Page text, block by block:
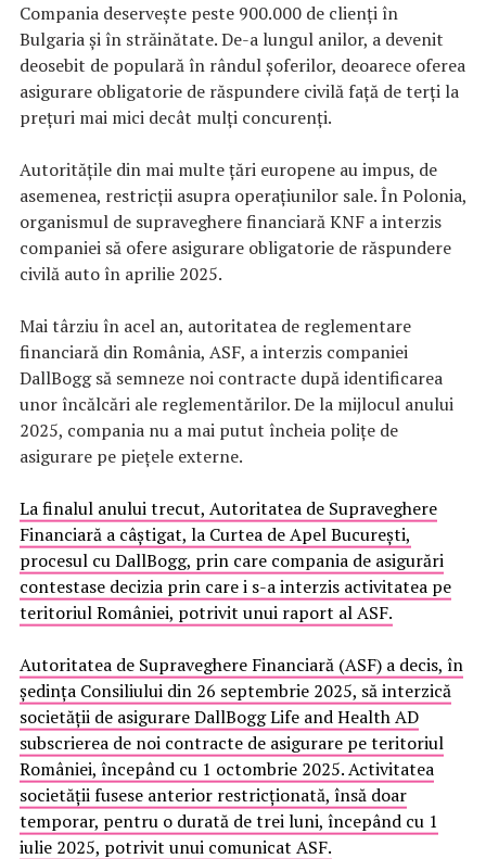
Compania deservește peste 900.000 de clienți în
Bulgaria și în străinătate. De-a lungul anilor, a devenit
deosebit de populară în rândul șoferilor, deoarece oferea
asigurare obligatorie de răspundere civilă față de terți la
prețuri mai mici decât mulți concurenți.
Autoritățile din mai multe țări europene au impus, de
asemenea, restricții asupra operațiunilor sale. În Polonia,
organismul de supraveghere financiară KNF a interzis
companiei să ofere asigurare obligatorie de răspundere
civilă auto în aprilie 2025.
Mai târziu în acel an, autoritatea de reglementare
financiară din România, ASF, a interzis companiei
DallBogg să semneze noi contracte după identificarea
unor încălcări ale reglementărilor. De la mijlocul anului
2025, compania nu a mai putut încheia polițe de
asigurare pe piețele externe.
La finalul anului trecut, Autoritatea de Supraveghere
Financiară a câștigat, la Curtea de Apel București,
procesul cu DallBogg, prin care compania de asigurări
contestase decizia prin care i s-a interzis activitatea pe
teritoriul României, potrivit unui raport al ASF.
Autoritatea de Supraveghere Financiară (ASF) a decis, în
ședința Consiliului din 26 septembrie 2025, să interzică
societății de asigurare DallBogg Life and Health AD
subscrierea de noi contracte de asigurare pe teritoriul
României, începând cu 1 octombrie 2025. Activitatea
societății fusese anterior restricționată, însă doar
temporar, pentru o durată de trei luni, începând cu 1
iulie 2025, potrivit unui comunicat ASF.